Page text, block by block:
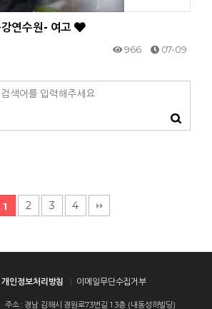
연수원- 여고
966 07-09
1 2 3 4
개인정보처리방침 이메일무단수집거부
주소 : 경남 김해시 경원로73번길 1 3층 (내동성하빌딩)